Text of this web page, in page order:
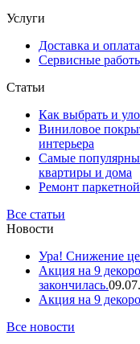
Услуги
Доставка и оплата
Сервисные
Статьи
Как выбрать и
Виниловое
интерьера
Самые
квартиры и дома
Ремонт
Все статьи
Новости
Ура! Снижение
Акция на 9
закончилась.
Акция на 9
Все новости